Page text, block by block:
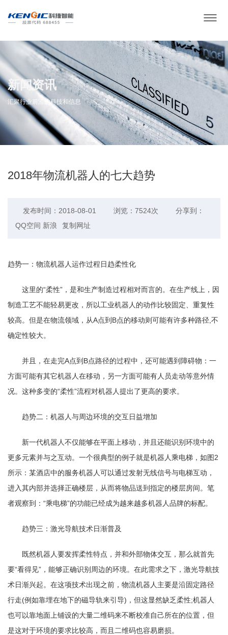
新闻资讯
汇聚行业前沿的科技和信息
2018年物流机器人的七大趋势
发布时间：2018-08-01 浏览：7524次
分享到：
QQ空间 新浪 复制网址
趋势一：物流机器人运作过程日趋柔性化
这里的“柔性”，是和生产制造过程相对而言的。在生产线上，因
制造工艺不能轻易更改，所以工业机器人的动作比较固定、重复性
较高。但是在物流领域，从A点到B点的移动则可能有许多种路径,不
确定性较大。
并且，在走完A点到B点路径的过程中，还可能遇到障碍物：一
方面可能有其它机器人在移动，另一方面可能有人员走动等意外情
况。这种多变的“柔性”流程对机器人提出了更高的要求。
趋势二：机器人与周边环境的交互日益增加
新一代机器人不仅能够在平面上移动，并且还能识别环境中的
更多元素并与之互动。一个很典型的例子就是机器人乘电梯，如图2
所示：某酒店中的服务机器人可以通过发射无线信号与电梯互动，
进入其内部并选择正确楼层，从而将物品送到指定的楼层房间。笔
者观察到：“乘电梯”的功能已经成为越来越多机器人品牌的标配。
趋势三：激光导航技术日渐普及
既然机器人要发挥柔性特点，并和外部物体交互，那么就首先
要“看得见”，能够正确识别周边的环境。在此需求之下，激光导航技
术日渐兴起。在这项技术出现之前，物流机器人主要是沿固定路径
行走(例如靠埋在地下的磁导轨来引导)，但这显然缺乏柔性;机器人
也可以靠地面上铺设的大量二维码来不断校准自己所在的位置，但
是这对于环境的要求比较高，而且二维码也容易磨损。